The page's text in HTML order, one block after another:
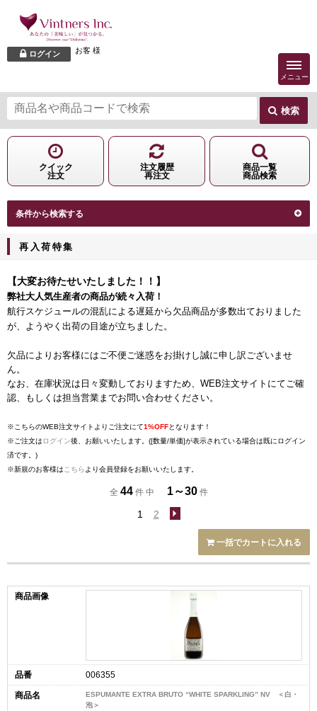
ログイン お客 様
メニュー
検索
クイック
注文
注文履歴
再注文
商品一覧
商品検索
条件から検索する
再入荷特集
【大変お待たせいたしました！！】
弊社大人気生産者の商品が続々入荷！
航行スケジュールの混乱による遅延から欠品商品が多数出ておりました
が、ようやく出荷の目途が立ちました。
欠品によりお客様にはご不便ご迷惑をお掛けし誠に申し訳ございませ
ん。
なお、在庫状況は日々変動しておりますため、WEB注文サイトにてご確
認、もしくは担当営業までお問い合わせください。
※こちらのWEB注文サイトよりご注文にて1%OFFとなります！
※ご注文は ログイン後、お願いいたします。([数量/単価]が表示されている場合は既にログイン
済です。)
※新規のお客様はこちらより会員登録をお願いいたします。
全 44 件 中 1～30 件
1 2
一括でカートに入れる
006355
ESPUMANTE EXTRA BRUTO “WHITE SPARKLING” NV ＜白・
泡＞